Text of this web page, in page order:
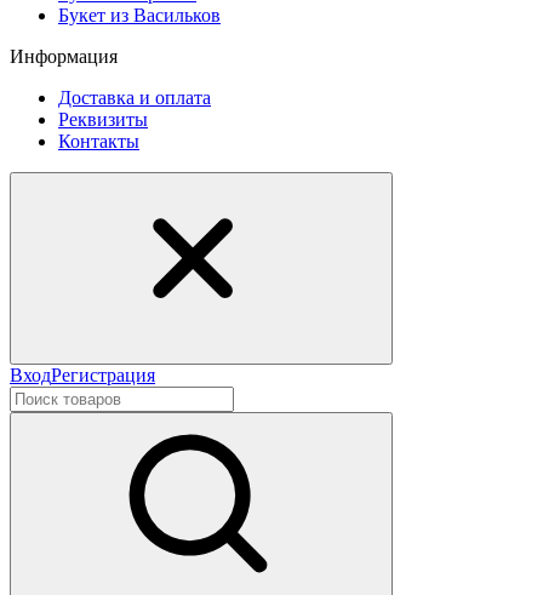
Букет из Васильков
Информация
Доставка и оплата
Реквизиты
Контакты
ВходРегистрация